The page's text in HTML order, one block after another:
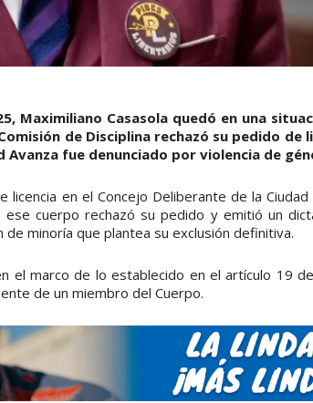
Maximiliano Casasola quedó en una
de Disciplina rechazó su pedido de
Avanza fue denunciado por violencia de
licencia en el Concejo Deliberante de la Ciudad
cuerpo rechazó su pedido y emitió un
minoría que plantea su exclusión definitiva.
el marco de lo establecido en el artículo 19
de un miembro del Cuerpo.